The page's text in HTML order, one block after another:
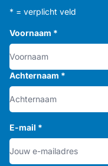
* = verplicht veld
Voornaam *
Achternaam *
E-mail *